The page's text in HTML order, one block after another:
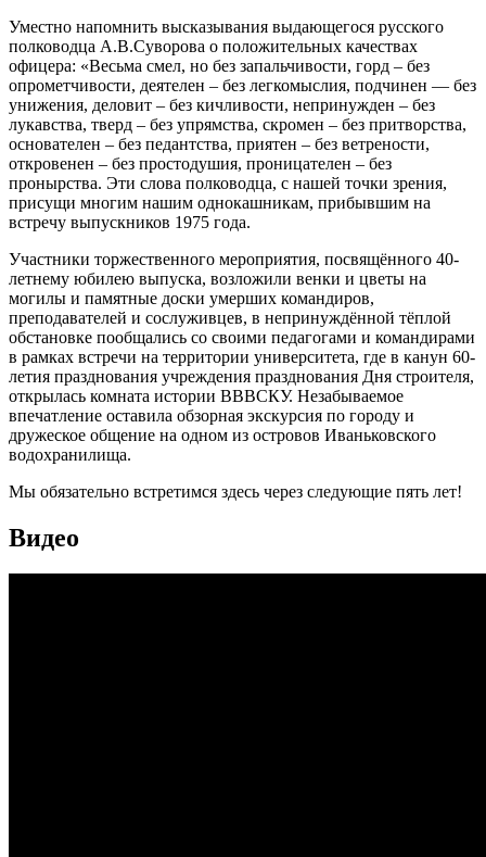
Уместно напомнить высказывания выдающегося русского
полководца А.В.Суворова о положительных качествах
офицера: «Весьма смел, но без запальчивости, горд – без
опрометчивости, деятелен – без легкомыслия, подчинен — без
унижения, деловит – без кичливости, непринужден – без
лукавства, тверд – без упрямства, скромен – без притворства,
основателен – без педантства, приятен – без ветрености,
откровенен – без простодушия, проницателен – без
пронырства. Эти слова полководца, с нашей точки зрения,
присущи многим нашим однокашникам, прибывшим на
встречу выпускников 1975 года.
Участники торжественного мероприятия, посвящённого 40-
летнему юбилею выпуска, возложили венки и цветы на
могилы и памятные доски умерших командиров,
преподавателей и сослуживцев, в непринуждённой тёплой
обстановке пообщались со своими педагогами и командирами
в рамках встречи на территории университета, где в канун 60-
летия празднования учреждения празднования Дня строителя,
открылась комната истории ВВВСКУ. Незабываемое
впечатление оставила обзорная экскурсия по городу и
дружеское общение на одном из островов Иваньковского
водохранилища.
Мы обязательно встретимся здесь через следующие пять лет!
Видео